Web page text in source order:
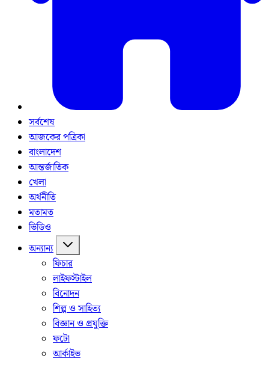
সর্বশেষ
আজকের পত্রিকা
বাংলাদেশ
আন্তর্জাতিক
খেলা
অর্থনীতি
মতামত
ভিডিও
অন্যান্য
ফিচার
লাইফস্টাইল
বিনোদন
শিল্প ও সাহিত্য
বিজ্ঞান ও প্রযুক্তি
ফটো
আর্কাইভ